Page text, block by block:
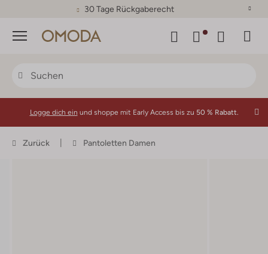
30 Tage Rückgaberecht
Menü
Logge dich ein und shoppe mit Early Access bis zu 50 % Rabatt.
Zurück Pantoletten Damen